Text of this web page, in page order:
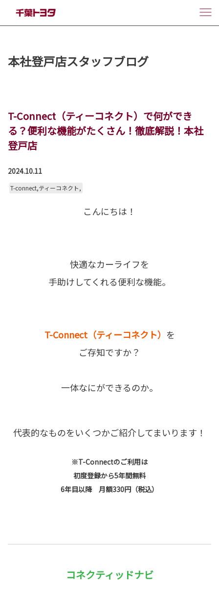
本社登戸店スタッフブログ
T-Connect（ティーコネクト）で何ができ
る？便利な機能がたくさん！徹底解説！本社
登戸店
2024.10.11
T-connect,ティーコネクト,
こんにちは！
快適なカーライフを
手助けしてくれる便利な機能。
T-Connect（ティーコネクト） を
ご存知ですか？
一体なにができるのか。
代表的なものをいくつかご紹介してまいります！
※T-Connectのご利用は
初度登録から5年間無料
6年目以降 月額330円（税込）
コネクティッドナビ